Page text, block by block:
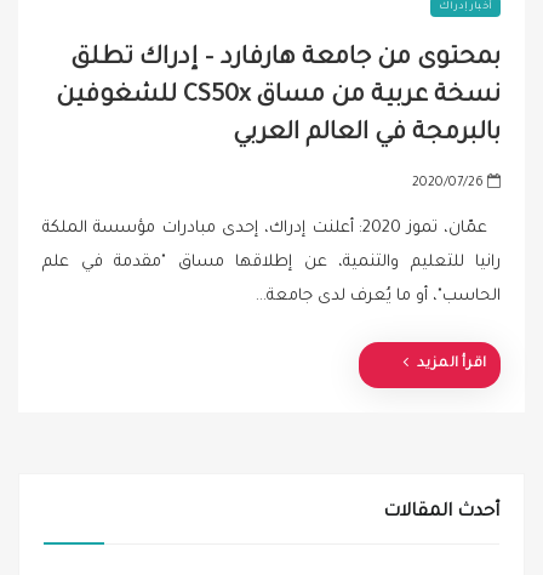
أخبار إدراك
بمحتوى من جامعة هارفارد – إدراك تطلق
نسخة عربية من مساق CS50x للشغوفين
بالبرمجة في العالم العربي
P
t
e
o
n
2020/07/26
عمّان، تموز 2020: أعلنت إدراك، إحدى مبادرات مؤسسة الملكة
رانيا للتعليم والتنمية، عن إطلاقها مساق "مقدمة في علم
الحاسب"، أو ما يُعرف لدى جامعة…
اقرأ المزيد
أحدث المقالات